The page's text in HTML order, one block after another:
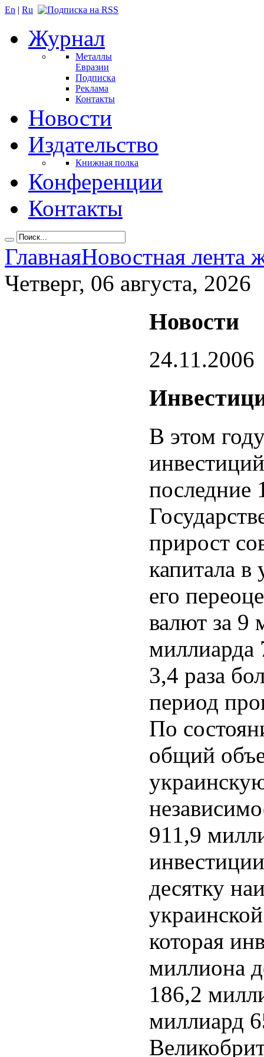
En | Ru
Журнал
Металлы
Евразии
Подписка
Реклама
Контакты
Новости
Издательство
Книжная полка
Конференции
Контакты
ГлавнаяНовостная лента
Четверг, 06 августа, 2026
Новости
24.11.2006
В этом
последние
прирост
капитала
его
валют за 9
миллиарда
3,4 раза
период
По
общий
911,9
десятку
которая
миллиона
186,2
миллиард